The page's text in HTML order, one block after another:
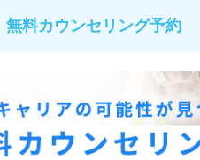
無料カウンセリング予約